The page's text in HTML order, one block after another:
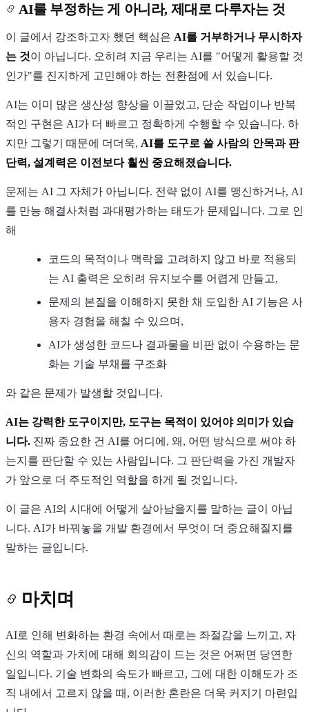
AI를 부정하는 게 아니라, 제대로 다루자는 것
이 글에서 강조하고자 했던 핵심은 AI를 거부하거나 무시하자
는 것이 아닙니다. 오히려 지금 우리는 AI를 "어떻게 활용할 것
인가"를 진지하게 고민해야 하는 전환점에 서 있습니다.
AI는 이미 많은 생산성 향상을 이끌었고, 단순 작업이나 반복
적인 구현은 AI가 더 빠르고 정확하게 수행할 수 있습니다. 하
지만 그렇기 때문에 더더욱, AI를 도구로 쓸 사람의 안목과 판
단력, 설계력은 이전보다 훨씬 중요해졌습니다.
문제는 AI 그 자체가 아닙니다. 전략 없이 AI를 맹신하거나, AI
를 만능 해결사처럼 과대평가하는 태도가 문제입니다. 그로 인
해
코드의 목적이나 맥락을 고려하지 않고 바로 적용되
는 AI 출력은 오히려 유지보수를 어렵게 만들고,
문제의 본질을 이해하지 못한 채 도입한 AI 기능은 사
용자 경험을 해칠 수 있으며,
AI가 생성한 코드나 결과물을 비판 없이 수용하는 문
화는 기술 부채를 구조화
와 같은 문제가 발생할 것입니다.
AI는 강력한 도구이지만, 도구는 목적이 있어야 의미가 있습
니다. 진짜 중요한 건 AI를 어디에, 왜, 어떤 방식으로 써야 하
는지를 판단할 수 있는 사람입니다. 그 판단력을 가진 개발자
가 앞으로 더 주도적인 역할을 하게 될 것입니다.
이 글은 AI의 시대에 어떻게 살아남을지를 말하는 글이 아닙
니다. AI가 바꿔놓을 개발 환경에서 무엇이 더 중요해질지를
말하는 글입니다.
마치며
AI로 인해 변화하는 환경 속에서 때로는 좌절감을 느끼고, 자
신의 역할과 가치에 대해 회의감이 드는 것은 어쩌면 당연한
일입니다. 기술 변화의 속도가 빠르고, 그에 대한 이해도가 조
직 내에서 고르지 않을 때, 이러한 혼란은 더욱 커지기 마련입